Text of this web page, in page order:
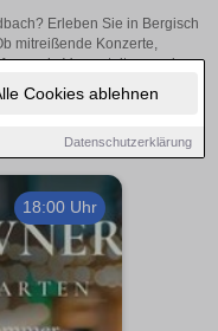
Cookies ablehnen
Datenschutzerklärung
Erleben Sie in Bergisch
mitreißende Konzerte,
Veranstaltungen in
Überblick und Tickets.
18:00 Uhr